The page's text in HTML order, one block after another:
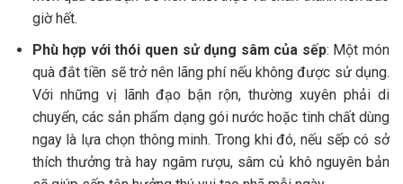
giờ hết.
Phù hợp với thói quen sử dụng sâm của sếp: Một món
quà đắt tiền sẽ trở nên lãng phí nếu không được sử dụng.
Với những vị lãnh đạo bận rộn, thường xuyên phải di
chuyển, các sản phẩm dạng gói nước hoặc tinh chất dùng
ngay là lựa chọn thông minh. Trong khi đó, nếu sếp có sở
thích thưởng trà hay ngâm rượu, sâm củ khô nguyên bản